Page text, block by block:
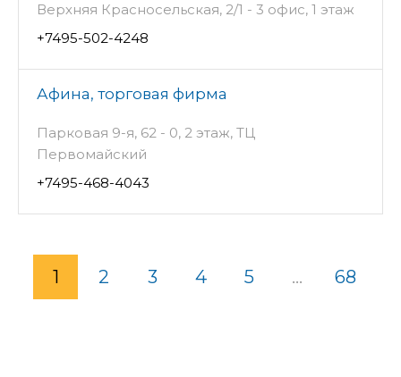
Верхняя Красносельская, 2/1 - 3 офис, 1 этаж
+7495-502-4248
Афина, торговая фирма
Парковая 9-я, 62 - 0, 2 этаж, ТЦ
Первомайский
+7495-468-4043
1 2 3 4 5 ... 68